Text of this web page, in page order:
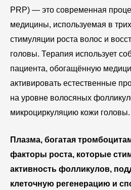
PRP) — это современная
медицины, используемая в
стимуляции роста волос и
головы. Терапия использует
пациента, обогащённую
активировать естественные
на уровне волосяных
микроциркуляцию кожи головы.
Плазма, богатая
факторы роста, которые
активность фолликулов,
клеточную регенерацию и